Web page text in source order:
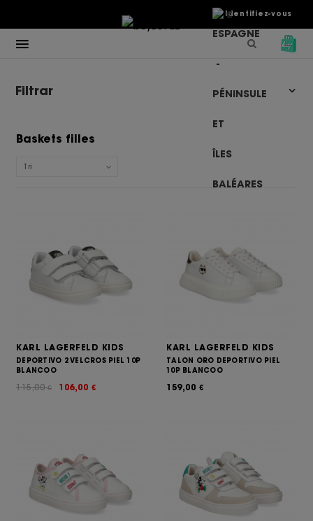
Identifiez-vous
€
Baskets filles
Tri
KARL LAGERFELD KIDS
DEPORTIVO 2 VELCROS PIEL 10P
BLANCOO
106,00 €
115,00€
KARL LAGERFELD KIDS
TALON ORO DEPORTIVO PIEL
10P BLANCOO
159,00 €
Filtrar